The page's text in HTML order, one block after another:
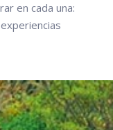
en cada una: